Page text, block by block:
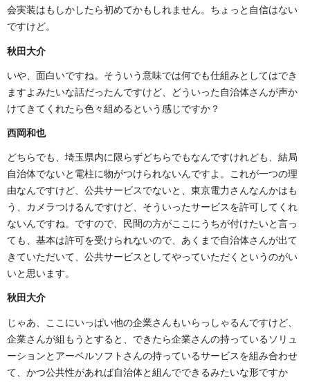
会実装はもしかしたら初めてかもしれません。ちょっと自信はない
ですけど。
秋田大介
いや、面白いですね。そういう意味では何でも仕組みとしてはでき
ますよみたいな話だったんですけど、どういった自治体さんが声か
けてきてくれたら色々組めるという感じですか？
西岡和也
どちらでも、埼玉県内に限らずどちらでもなんですけれども、結局
自治体でないと電柱に物がつけられないんですよ。これが一つの理
由なんですけど、公共サービスでないと、東京電力さんなんかはも
う、カメラつけるんですけど、そういったサービスを許可してくれ
ないんですね。ですので、民間の方がここにうちが付けたいと言っ
ても、基本は許可を受けられないので、あくまで自治体さんが出て
きていただいて、公共サービスとしてやっていただくというのがい
いと思います。
秋田大介
じゃあ、ここにいっぱい他の企業さんもいらっしゃるんですけど、
企業さんが組もうとすると、できたら企業さんの持っているソリュ
ーションとアーベルソフトさんの持っているサービスを組み合わせ
て、かつ公共性があれば自治体と組んでできるみたいな形ですか